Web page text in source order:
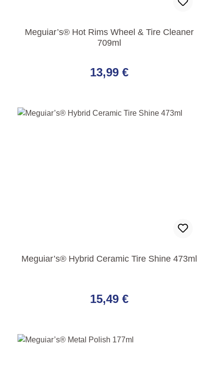
Meguiar’s® Hot Rims Wheel & Tire Cleaner
709ml
13,99 €
Meguiar’s® Hybrid Ceramic Tire Shine 473ml
15,49 €